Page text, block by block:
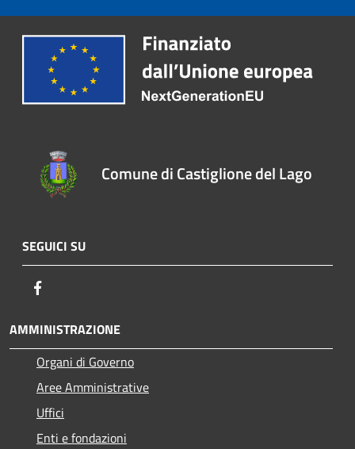
Comune di Castiglione del Lago
SEGUICI SU
AMMINISTRAZIONE
Organi di Governo
Aree Amministrative
Uffici
Enti e fondazioni